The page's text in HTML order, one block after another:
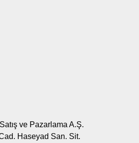
ve Pazarlama A.Ş.
Haseyad San. Sit.